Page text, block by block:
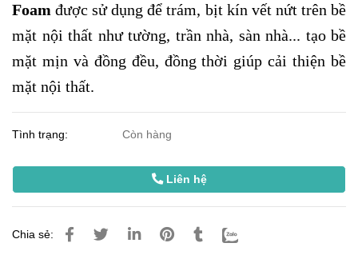
Foamđược sử dụng để trám, bịt kín vết nứt trên bề
mặt nội thất như tường, trần nhà, sàn nhà... tạo bề
mặt mịn và đồng đều, đồng thời giúp cải thiện bề
mặt nội thất.
Tình trạng: Còn hàng
Liên hệ
Chia sẻ: